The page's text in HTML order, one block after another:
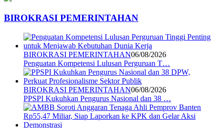
BIROKRASI PEMERINTAHAN
BIROKRASI PEMERINTAHAN06/08/2026
Penguatan Kompetensi Lulusan Perguruan T…
BIROKRASI PEMERINTAHAN06/08/2026
PPSPI Kukuhkan Pengurus Nasional dan 38 …